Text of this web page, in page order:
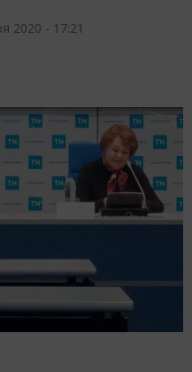
2020 - 17:21